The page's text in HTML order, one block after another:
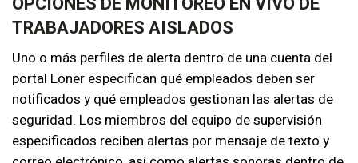
TRABAJADORES AISLADOS
Uno o más perfiles de alerta dentro de una cuenta del
portal Loner especifican qué empleados deben ser
notificados y qué empleados gestionan las alertas de
seguridad. Los miembros del equipo de supervisión
especificados reciben alertas por mensaje de texto y